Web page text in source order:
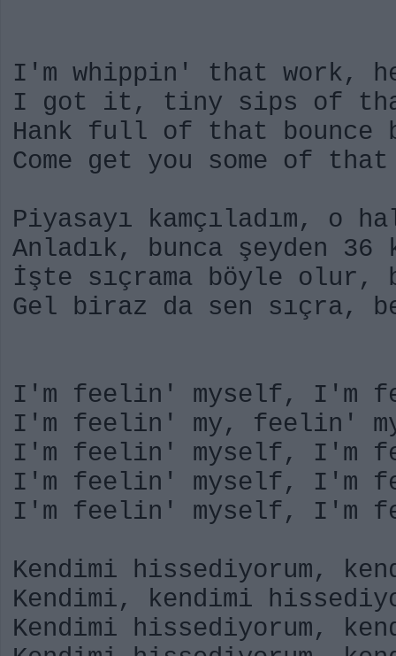
I'm whippin' that work,
I got it, tiny sips of
Hank full of that bounce
Come get you some of that
Piyasayı kamçıladım, o
Anladık, bunca şeyden 36
İşte sıçrama böyle olur,
Gel biraz da sen sıçra,
I'm feelin' myself, I'm
I'm feelin' my, feelin'
I'm feelin' myself, I'm
I'm feelin' myself, I'm
I'm feelin' myself, I'm
Kendimi hissediyorum,
Kendimi, kendimi
Kendimi hissediyorum,